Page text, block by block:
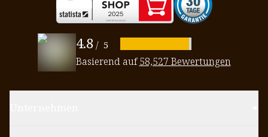
4.8 / 5
Basierend auf58,527 Bewertungen